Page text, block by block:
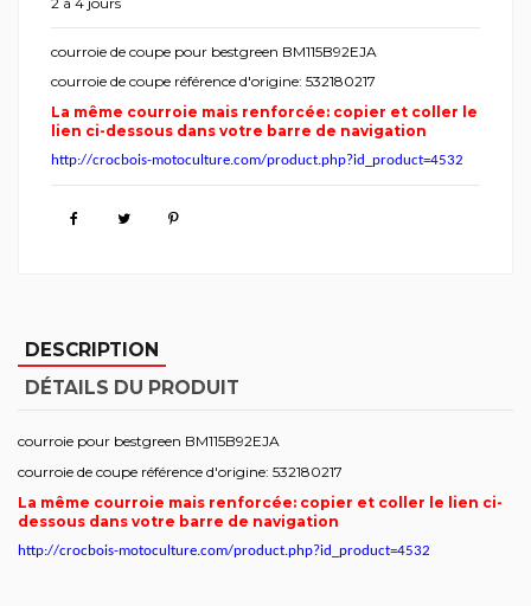
courroie de coupe pour bestgreen BM115B92EJA
courroie de coupe référence d'origine: 532180217
La même courroie mais renforcée: copier et coller le
lien ci-dessous dans votre barre de navigation
http://crocbois-motoculture.com/product.php?id_product=4532
DESCRIPTION
DÉTAILS DU PRODUIT
courroie pour bestgreen BM115B92EJA
courroie de coupe référence d'origine: 532180217
La même courroie mais renforcée: copier et coller le lien ci-
dessous dans votre barre de navigation
http://crocbois-motoculture.com/product.php?id_product=4532